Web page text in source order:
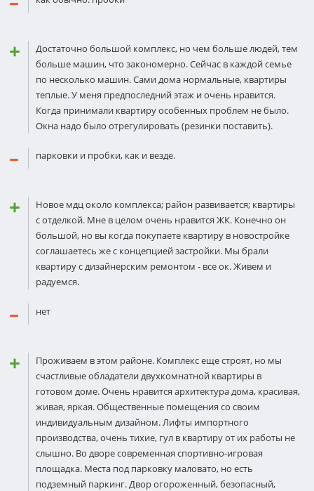
Достаточно большой комплекс, но чем больше людей, тем
больше машин, что закономерно. Сейчас в каждой семье
по несколько машин. Сами дома нормальные, квартиры
теплые. У меня предпоследний этаж и очень нравится.
Когда принимали квартиру особенных проблем не было.
Окна надо было отрегулировать (резинки поставить).
парковки и пробки, как и везде.
Новое мдц около комплекса; район развивается; квартиры
с отделкой. Мне в целом очень нравится ЖК. Конечно он
большой, но вы когда покупаете квартиру в новостройке
соглашаетесь же с концепцией застройки. Мы брали
квартиру с дизайнерским ремонтом - все ок. Живем и
радуемся.
нет
Проживаем в этом районе. Комплекс еще строят, но мы
счастливые обладатели двухкомнатной квартиры в
готовом доме. Очень нравится архитектура дома, красивая,
живая, яркая. Общественные помещения со своим
индивидуальным дизайном. Лифты импортного
производства, очень тихие, гул в квартиру от их работы не
слышно. Во дворе современная спортивно-игровая
площадка. Места под парковку маловато, но есть
подземный паркинг. Двор огороженный, безопасный,